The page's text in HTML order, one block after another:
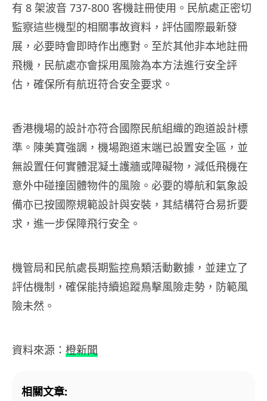
有 8 架波音 737-800 客機註冊使用。民航處正密切
監察這些機型的相關事故資料，評估國際最新發
展，必要時會即時作出應對。至於其他非本地註冊
飛機，民航處亦會採用風險為本方法進行安全評
估，確保所有航班符合安全要求。
香港機場的設計亦符合國際民航組織的跑道設計標
準。陳美寶強調，機場跑道末端已設置安全區，並
無設置任何實體混凝土護牆或障礙物，減低飛機在
意外中碰撞固體物件的風險。必要的導航和氣象設
備亦已按國際規範設計與安裝，其結構符合易折要
求，進一步保障飛行安全。
機管局和民航處長期監控鳥類活動數據，並建立了
評估機制，確保能持續追蹤鳥擊風險走勢，防範風
險未然。
資料來源： 橙新聞
相關文章: